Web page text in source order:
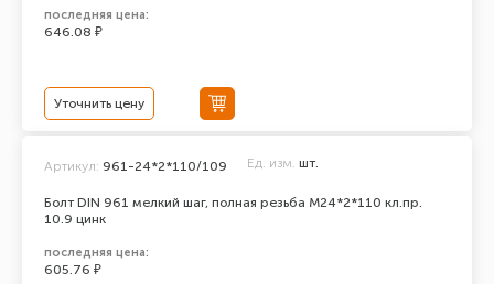
последняя цена:
646.08 ₽
Уточнить цену
Болт DIN 961 мелкий шаг, полная резьба M24*2*110 кл.пр.
10.9 цинк
Артикул: 961-24*2*110/109 Ед. изм. шт.
последняя цена:
605.76 ₽